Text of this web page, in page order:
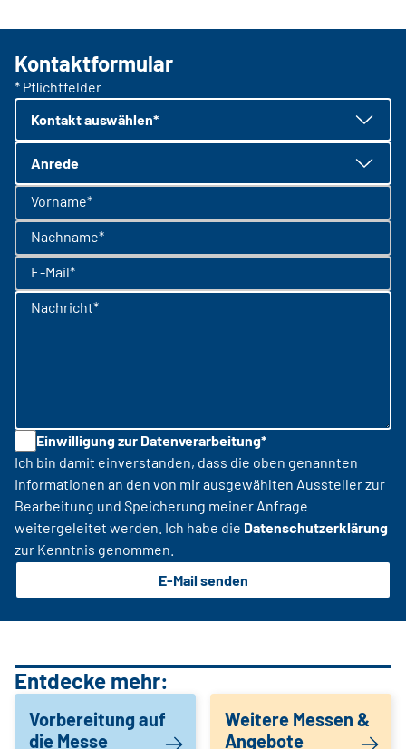
Kontaktformular
* Pflichtfelder
Kontakt auswählen*
Anrede
Vorname*
Nachname*
E-Mail*
Nachricht*
Einwilligung zur Datenverarbeitung*
Ich bin damit einverstanden, dass die oben genannten
Informationen an den von mir ausgewählten Aussteller zur
Bearbeitung und Speicherung meiner Anfrage
weitergeleitet werden. Ich habe die Datenschutzerklärung
zur Kenntnis genommen.
E-Mail senden
Entdecke mehr:
Vorbereitung auf
die Messe
Weitere Messen &
Angebote